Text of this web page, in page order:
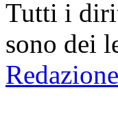
Tutti i
sono dei